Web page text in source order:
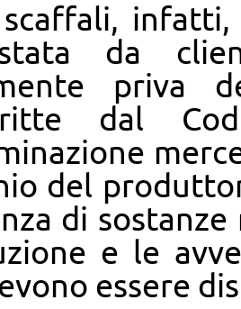
da
priva
dal
del
di
e le
essere